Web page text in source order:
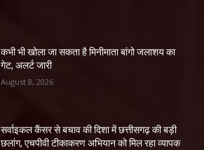
कभी भी खोला जा सकता है मिनीमाता बांगो जलाशय का
गेट, अलर्ट जारी
August 8, 2026
सर्वाइकल कैंसर से बचाव की दिशा में छत्तीसगढ़ की बड़ी
छलांग, एचपीवी टीकाकरण अभियान को मिल रहा व्यापक